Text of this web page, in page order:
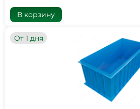
В корзину
От 1 дня